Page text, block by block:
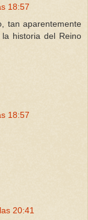
18:57
tan aparentemente
historia del Reino
18:57
20:41